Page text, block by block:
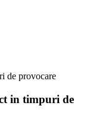
de provocare
in timpuri de